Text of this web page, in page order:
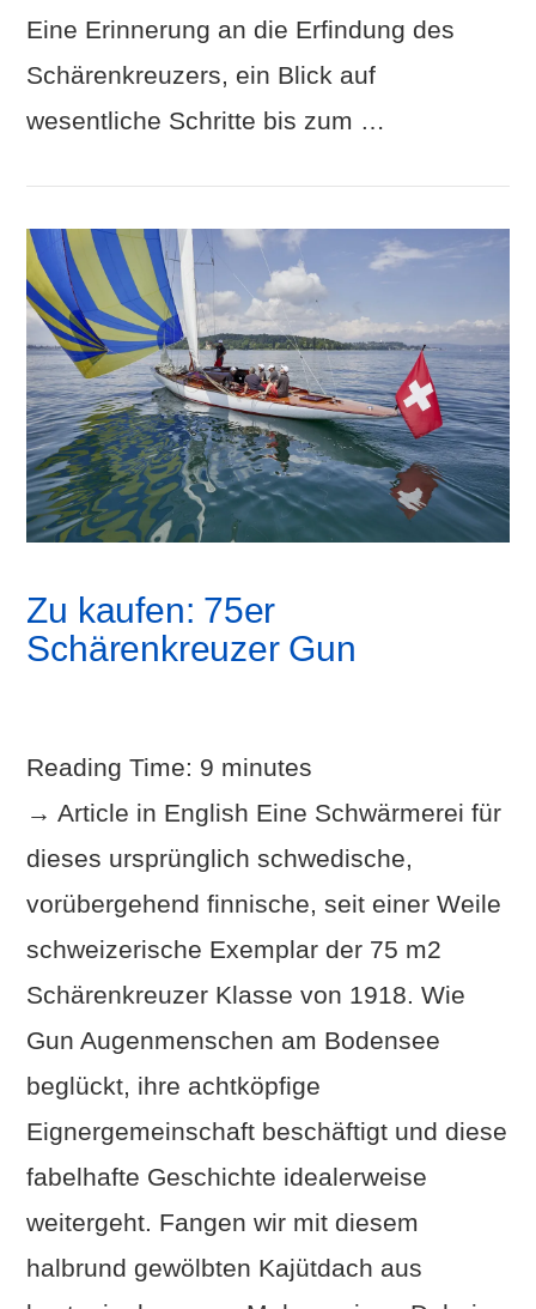
Eine Erinnerung an die Erfindung des
Schärenkreuzers, ein Blick auf
wesentliche Schritte bis zum …
Zu kaufen: 75er
Schärenkreuzer Gun
Reading Time: 9 minutes
→ Article in English Eine Schwärmerei für
dieses ursprünglich schwedische,
vorübergehend finnische, seit einer Weile
schweizerische Exemplar der 75 m2
Schärenkreuzer Klasse von 1918. Wie
Gun Augenmenschen am Bodensee
beglückt, ihre achtköpfige
Eignergemeinschaft beschäftigt und diese
fabelhafte Geschichte idealerweise
weitergeht. Fangen wir mit diesem
halbrund gewölbten Kajütdach aus